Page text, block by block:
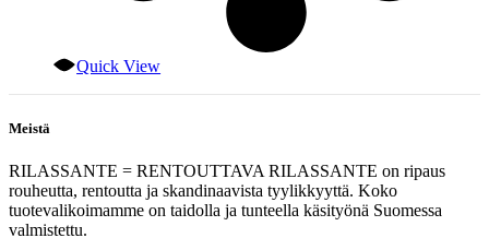
Quick View
Meistä
RILASSANTE = RENTOUTTAVA RILASSANTE on ripaus
rouheutta, rentoutta ja skandinaavista tyylikkyyttä. Koko
tuotevalikoimamme on taidolla ja tunteella käsityönä Suomessa
valmistettu.